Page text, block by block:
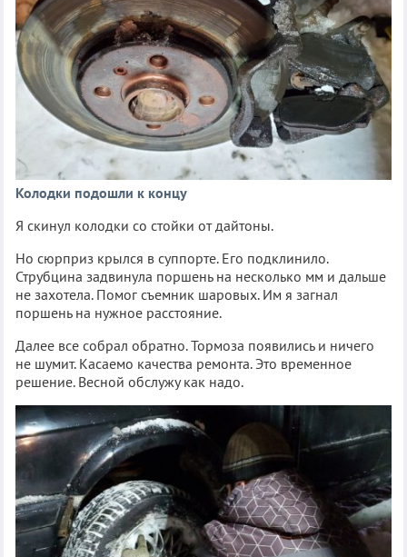
Колодки подошли к концу
Я скинул колодки со стойки от дайтоны.
Но сюрприз крылся в суппорте. Его подклинило.
Струбцина задвинула поршень на несколько мм и дальше
не захотела. Помог съемник шаровых. Им я загнал
поршень на нужное расстояние.
Далее все собрал обратно. Тормоза появились и ничего
не шумит. Касаемо качества ремонта. Это временное
решение. Весной обслужу как надо.